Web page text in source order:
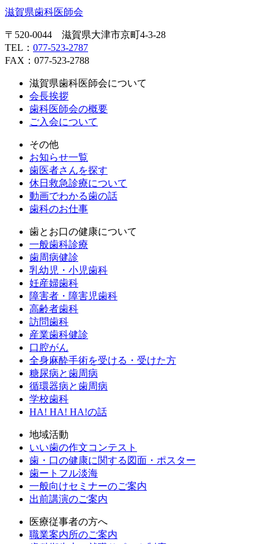
滋賀県歯科医師会
〒520-0044 滋賀県大津市京町4-3-28
TEL： 077-523-2787
FAX：077-523-2788
滋賀県歯科医師会について
会長挨拶
歯科医師会の概要
ご入会について
その他
お知らせ一覧
歯医者さんを探す
休日救急診療について
動画でわかる歯の話
歯科のお仕事
歯とお口の健康について
一般歯科診療
歯周病健診
乳幼児・小児歯科
妊産婦歯科
障害者・障害児歯科
高齢者歯科
訪問歯科
産業歯科健診
口腔がん
全身麻酔手術を受ける・受けた方
糖尿病と歯周病
循環器病と歯周病
学校歯科
HA! HA! HA!の話
地域活動
いい歯の作文コンテスト
歯・口の健康に関する図面・ポスター
歯ートフル淡海
一般向けセミナーのご案内
出前講演のご案内
医療従事者の方へ
職業案内所のご案内